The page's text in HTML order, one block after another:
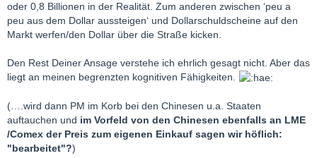
oder 0,8 Billionen in der Realität. Zum anderen zwischen ‘peu a
peu aus dem Dollar aussteigen‘ und Dollarschuldscheine auf den
Markt werfen/den Dollar über die Straße kicken.
Den Rest Deiner Ansage verstehe ich ehrlich gesagt nicht. Aber das
liegt an meinen begrenzten kognitiven Fähigkeiten.
(….wird dann PM im Korb bei den Chinesen u.a. Staaten
auftauchen und im Vorfeld von den Chinesen ebenfalls an LME
/Comex der Preis zum eigenen Einkauf sagen wir höflich:
"bearbeitet"?)